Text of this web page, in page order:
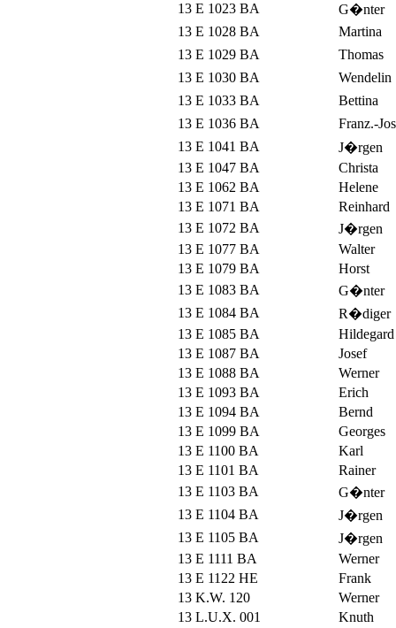
13 E 1023 BA
G�nter
13 E 1028 BA
Martina
13 E 1029 BA
Thomas
13 E 1030 BA
Wendelin
13 E 1033 BA
Bettina
13 E 1036 BA
Franz.-
13 E 1041 BA
J�rgen
13 E 1047 BA
Christa
13 E 1062 BA
Helene
13 E 1071 BA
Reinhard
13 E 1072 BA
J�rgen
13 E 1077 BA
Walter
13 E 1079 BA
Horst
13 E 1083 BA
G�nter
13 E 1084 BA
R�diger
13 E 1085 BA
Hildegard
13 E 1087 BA
Josef
13 E 1088 BA
Werner
13 E 1093 BA
Erich
13 E 1094 BA
Bernd
13 E 1099 BA
Georges
13 E 1100 BA
Karl
13 E 1101 BA
Rainer
13 E 1103 BA
G�nter
13 E 1104 BA
J�rgen
13 E 1105 BA
J�rgen
13 E 1111 BA
Werner
13 E 1122 HE
Frank
13 K.W. 120
Werner
13 L.U.X. 001
Knuth